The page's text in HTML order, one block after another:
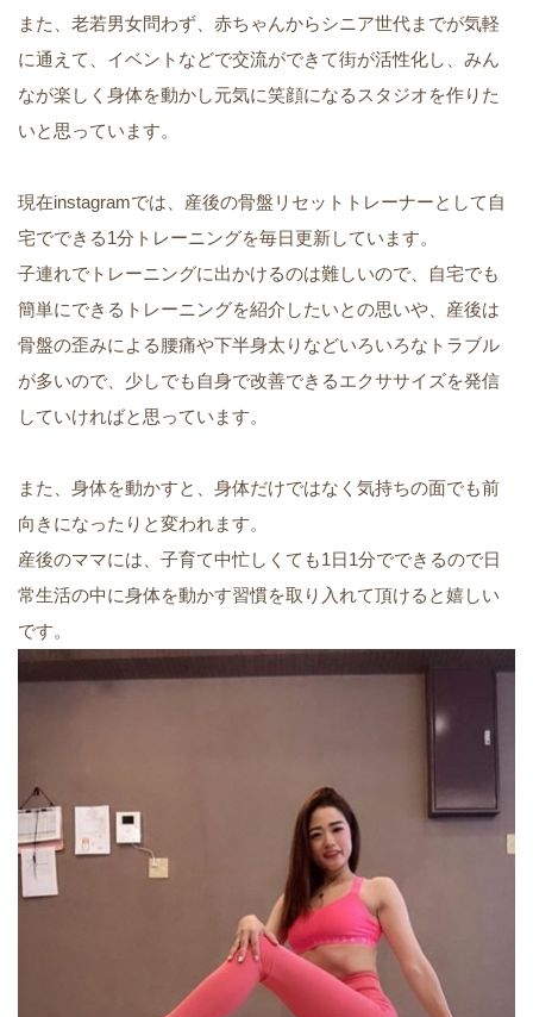
また、老若男女問わず、赤ちゃんからシニア世代までが気軽
に通えて、イベントなどで交流ができて街が活性化し、みん
なが楽しく身体を動かし元気に笑顔になるスタジオを作りた
いと思っています。
現在instagramでは、産後の骨盤リセットトレーナーとして自
宅でできる1分トレーニングを毎日更新しています。
子連れでトレーニングに出かけるのは難しいので、自宅でも
簡単にできるトレーニングを紹介したいとの思いや、産後は
骨盤の歪みによる腰痛や下半身太りなどいろいろなトラブル
が多いので、少しでも自身で改善できるエクササイズを発信
していければと思っています。
また、身体を動かすと、身体だけではなく気持ちの面でも前
向きになったりと変われます。
産後のママには、子育て中忙しくても1日1分でできるので日
常生活の中に身体を動かす習慣を取り入れて頂けると嬉しい
です。